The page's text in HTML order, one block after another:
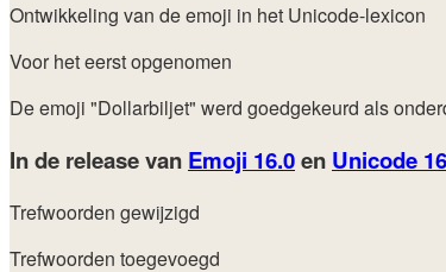
Ontwikkeling van de emoji in het Unicode-lexicon
Voor het eerst opgenomen
De emoji "Dollarbiljet" werd goedgekeurd als
In de release van Emoji 16.0en Unicode
Trefwoorden gewijzigd
Trefwoorden toegevoegd